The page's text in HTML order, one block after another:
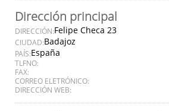
Dirección principal
DIRECCIÓN:Felipe Checa 23
CIUDAD:Badajoz
PAÍS:España
TLFNO:
FAX:
CORREO ELETRÓNICO:
DIRECCIÓN WEB: